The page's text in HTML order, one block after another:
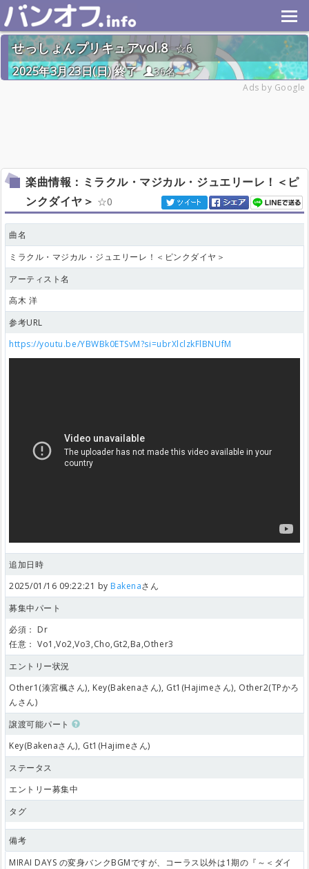
せっしょんプリキュアvol.8
6
2025年3月23日(日) 終了
36名
Ads by Google
楽曲情報：ミラクル・マジカル・ジュエリーレ！＜ピ
ンクダイヤ＞
0
曲名
ミラクル・マジカル・ジュエリーレ！＜ピンクダイヤ＞
アーティスト名
高木 洋
参考URL
https://youtu.be/YBWBk0ETSvM?si=ubrXlclzkFlBNUfM
追加日時
2025/01/16 09:22:21 by Bakenaさん
募集中パート
必須： Dr
任意： Vo1,Vo2,Vo3,Cho,Gt2,Ba,Other3
エントリー状況
Other1(湊宮楓さん), Key(Bakenaさん), Gt1(Hajimeさん), Other2(TPかろ
んさん)
譲渡可能パート
Key(Bakenaさん), Gt1(Hajimeさん)
ステータス
エントリー募集中
タグ
備考
MIRAI DAYS の変身バンクBGMですが、コーラス以外は1期の『～＜ダイ